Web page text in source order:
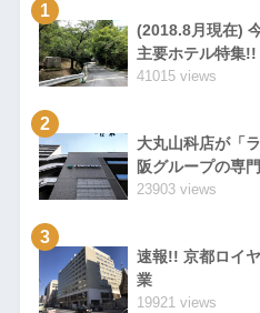
1
(2018.8月現在)
主要ホテル特集!!
41015 views
2
大丸山科店が「
阪グループの専
23903 views
3
速報!! 京都ロイ
業
19921 views